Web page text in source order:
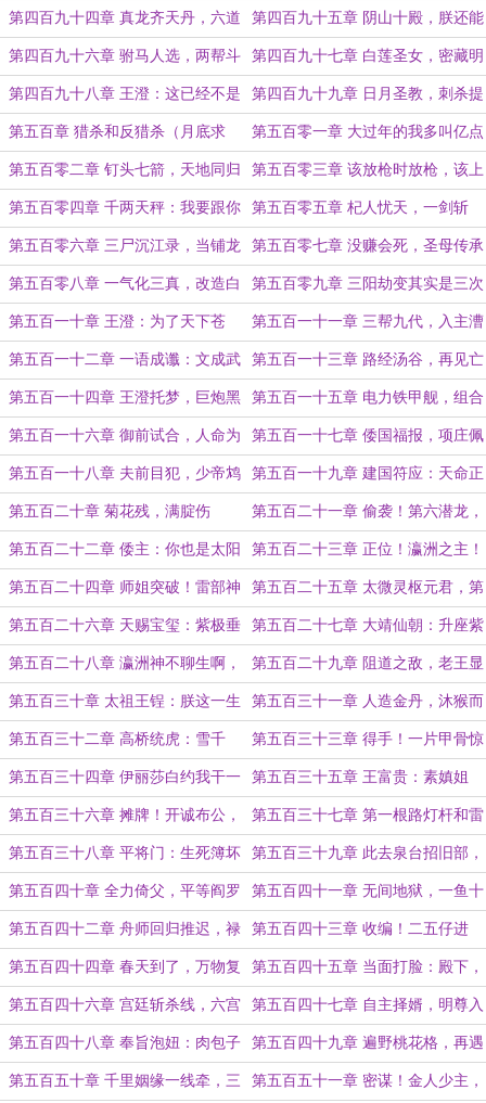
来，天外飞仙 大将军遭劫
第四百九十四章 真龙齐天丹，六道
定观镜
第四百九十五章 阴山十殿，朕还能
生
第四百九十六章 驸马人选，两帮斗
法
第四百九十七章 白莲圣女，密藏明
妃
第四百九十八章 王澄：这已经不是
普通暴民了，给本官打！
第四百九十九章 日月圣教，刺杀提
前
第五百章 猎杀和反猎杀（月底求
票）
第五百零一章 大过年的我多叫亿点
人来热闹热闹也是很合理的吧？
第五百零二章 钉头七箭，天地同归 第五百零三章 该放枪时放枪，该上
香时上香
第五百零四章 千两天秤：我要跟你
比潘驴邓小闲！
第五百零五章 杞人忧天，一剑斩
星！
第五百零六章 三尸沉江录，当铺龙
虎斋
第五百零七章 没赚会死，圣母传承
（月底双倍求票）
第五百零八章 一气化三真，改造白
莲教
第五百零九章 三阳劫变其实是三次
工业革命？
第五百一十章 王澄：为了天下苍
生，再苦一苦我自己又有何妨？
第五百一十一章 三帮九代，入主漕
帮（最后一天求票）
第五百一十二章 一语成谶：文成武
德，一统瀛洲
第五百一十三章 路经汤谷，再见亡
母（元旦快乐！）
第五百一十四章 王澄托梦，巨炮黑
船（月初求票）
第五百一十五章 电力铁甲舰，组合
三神器
第五百一十六章 御前试合，人命为
戏
第五百一十七章 倭国福报，项庄佩
剑
第五百一十八章 夫前目犯，少帝鸩
酒
第五百一十九章 建国符应：天命正
符，星躔归中！
第五百二十章 菊花残，满腚伤 第五百二十一章 偷袭！第六潜龙，
高天万丈鬼！
第五百二十二章 倭主：你也是太阳
神之子？那朕是谁？
第五百二十三章 正位！瀛洲之主！
第五百二十四章 师姐突破！雷部神
通·狐假虎威！（求票）
第五百二十五章 太微灵枢元君，第
二潜龙败亡
第五百二十六章 天赐宝玺：紫极垂
光·海国靖宁
第五百二十七章 大靖仙朝：升座紫
宸殿，鬼神皆拜我（二合一）
第五百二十八章 瀛洲神不聊生啊，
陛下！
第五百二十九章 阻道之敌，老王显
圣！
第五百三十章 太祖王锃：朕这一生
真是毫无成就感啊！
第五百三十一章 人造金丹，沐猴而
冠
第五百三十二章 高桥统虎：雪千
代，我也可以当你们的play的一环啊
第五百三十三章 得手！一片甲骨惊
天下，千年汉字贯古今
第五百三十四章 伊丽莎白约我干一
票儿？
第五百三十五章 王富贵：素嫃姐
姐，猜猜我是谁
第五百三十六章 摊牌！开诚布公，
水漫金山
第五百三十七章 第一根路灯杆和雷
火工业倒计时
第五百三十八章 平将门：生死簿坏
了？我名字怎么一闪一闪的？
第五百三十九章 此去泉台招旧部，
旌旗十万斩阎罗！
第五百四十章 全力倚父，平等阎罗 第五百四十一章 无间地狱，一鱼十
吃
第五百四十二章 舟师回归推迟，禄
嫃攻略加速
第五百四十三章 收编！二五仔进
化，究极二五仔！
第五百四十四章 春天到了，万物复
苏，又到了...
第五百四十五章 当面打脸：殿下，
您的婚事已定！
第五百四十六章 宫廷斩杀线，六宫
拜圣女
第五百四十七章 自主择婿，明尊入
京
第五百四十八章 奉旨泡妞：肉包子
打狗有去无回
第五百四十九章 遍野桃花格，再遇
郭文凡
第五百五十章 千里姻缘一线牵，三 第五百五十一章 密谋！金人少主，